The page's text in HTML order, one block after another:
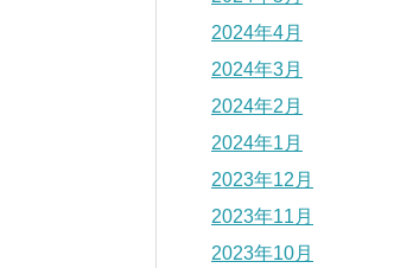
2024年4月
2024年3月
2024年2月
2024年1月
2023年12月
2023年11月
2023年10月